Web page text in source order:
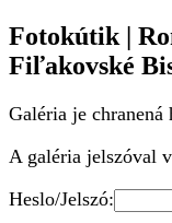
Fotokútik |
Fiľakovské
Galéria je chranená
A galéria jelszóval
Heslo/Jelszó: